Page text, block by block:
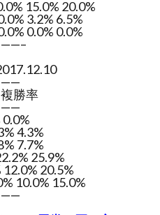
15.0% 20.0%
3.2% 6.5%
0.0% 0.0%
勝率
4.3%
7.7%
25.9%
20.5%
10.0% 15.0%